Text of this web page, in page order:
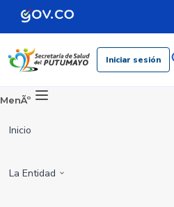
Iniciar sesión
MenÃº
Inicio
La Entidad